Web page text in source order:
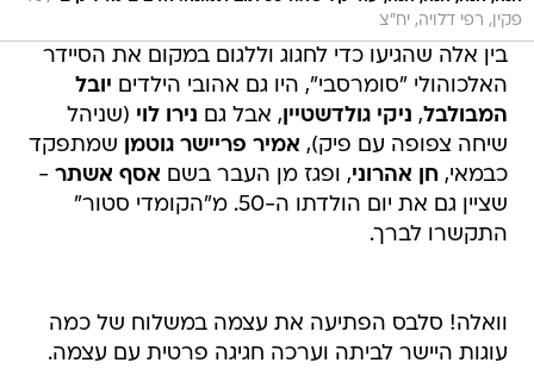
פקין, רפי דלויה, יח"צ
בין אלה שהגיעו כדי לחגוג וללגום במקום את הסיידר
האלכוהולי "סומרסבי", היו גם אהובי הילדים יובל
המבולבל, ניקי גולדשטיין , אבל גם נירו לוי (שניהל
שיחה צפופה עם פיק), אמיר פריישר גוטמן שמתפקד
כבמאי,חן אהרוני, ופגז מן העבר בשם אסף אשתר -
שציין גם את יום הולדתו ה-50. מ"הקומדי סטור"
התקשרו לברך.
וואלה! סלבס הפתיעה את עצמה במשלוח של כמה
עוגות היישר לביתה וערכה חגיגה פרטית עם עצמה.